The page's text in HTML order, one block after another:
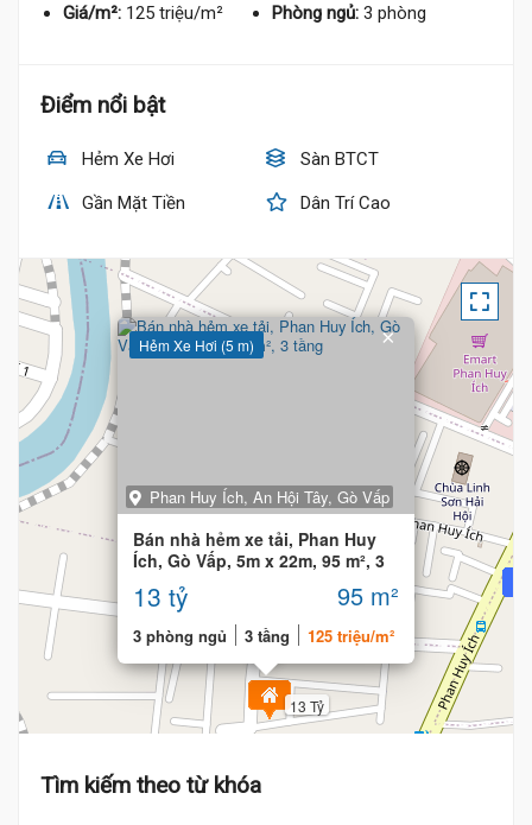
Giá/m²: 125 triệu/m² Phòng ngủ: 3 phòng
Điểm nổi bật
Hẻm Xe Hơi Sàn BTCT
Gần Mặt Tiền Dân Trí Cao
13 Tỷ
Hẻm Xe Hơi (5 m)
Phan Huy Ích, An Hội Tây, Gò Vấp
Bán nhà hẻm xe tải, Phan Huy
Ích, Gò Vấp, 5m x 22m, 95 m², 3
13 tỷ 95 m²
3 phòng ngủ 3 tầng 125 triệu/m²
×
Tìm kiếm theo từ khóa